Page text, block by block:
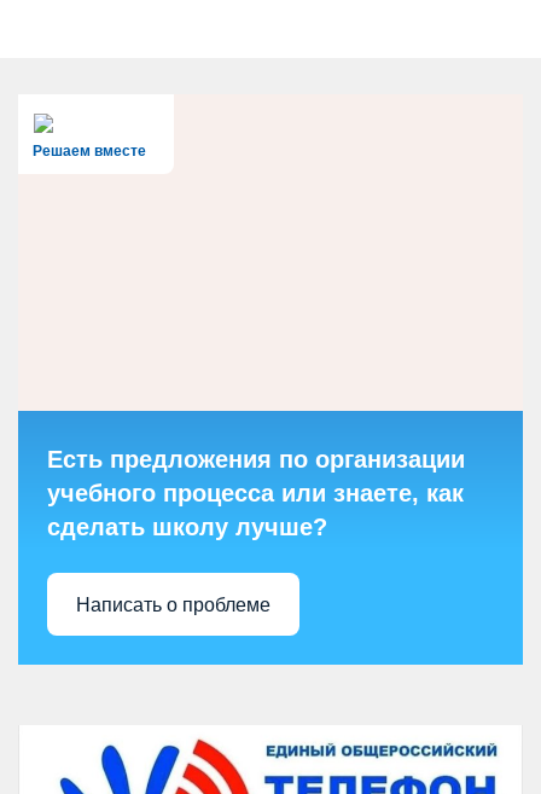
Решаем вместе
Есть предложения по организации
учебного процесса или знаете, как
сделать школу лучше?
Написать о проблеме